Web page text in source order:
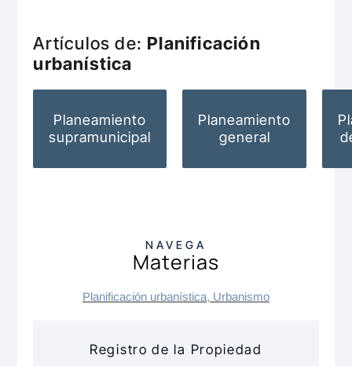
Artículos de: Planificación
urbanística
Planeamiento
supramunicipal
Planeamiento
general
NAVEGA
Materias
Planificación urbanística, Urbanismo
Registro de la Propiedad